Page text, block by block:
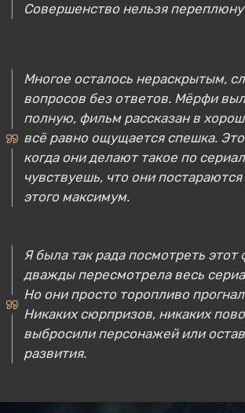
Совершенство нельзя
Многое осталось нераскрытым,
вопросов без ответов. Мёрфи
полную, фильм рассказан в
всё равно ощущается спешка.
когда они делают такое по
чувствуешь, что они
этого максимум.
Я была так рада посмотреть
дважды пересмотрела весь
Но они просто торопливо
Никаких сюрпризов, никаких
выбросили персонажей или
развития.